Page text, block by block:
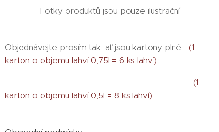
Fotky produktů jsou pouze ilustrační
Objednávejte prosím tak, ať jsou kartony plné (1
karton o objemu lahví 0,75l = 6 ks lahví)
(1
karton o objemu lahví 0,5l = 8 ks lahví)